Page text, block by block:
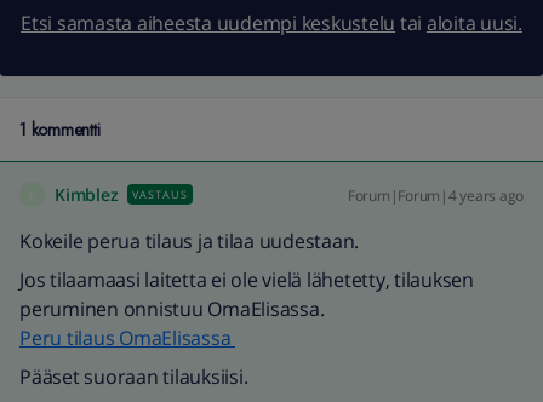
Etsi samasta aiheesta uudempi keskustelu tai aloita uusi.
1 kommentti
Kimblez VASTAUS Forum|Forum|4 years ago
Kokeile perua tilaus ja tilaa uudestaan.
Jos tilaamaasi laitetta ei ole vielä lähetetty, tilauksen
peruminen onnistuu OmaElisassa.
Peru tilaus OmaElisassa
Pääset suoraan tilauksiisi.